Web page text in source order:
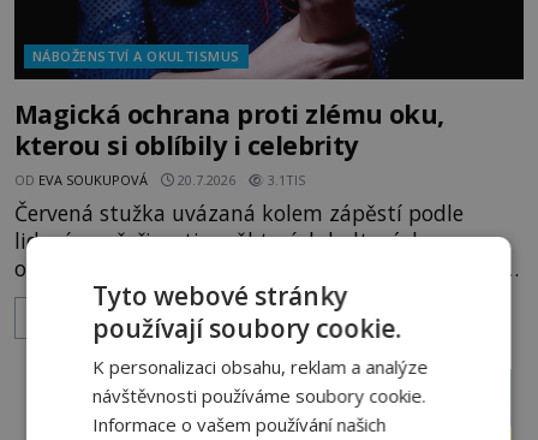
NÁBOŽENSTVÍ A OKULTISMUS
Magická ochrana proti zlému oku,
kterou si oblíbily i celebrity
OD EVA SOUKUPOVÁ 20.7.2026 3.1TIS
Červená stužka uvázaná kolem zápěstí podle
lidové pověrčivosti v některých kulturách
ochraňuje svého nositele před zlým okem, kletbou,
která může přivodit neštěstí či nemoc. S tímto
nenápadným symbolem magické ochrany lze
občas spatřit i různé celebrity včetně Madonny
nebo Leonarda DiCapria. Na Blízkém východě a v
židovských komunitách po celém světě, je
ZOBRAZIT VÍCE
Tyto webové stránky
používají soubory cookie.
K personalizaci obsahu, reklam a analýze
návštěvnosti používáme soubory cookie.
Informace o vašem používání našich